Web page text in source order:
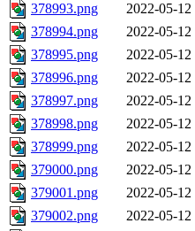
378993.png
2022-05-12
378994.png
2022-05-12
378995.png
2022-05-12
378996.png
2022-05-12
378997.png
2022-05-12
378998.png
2022-05-12
378999.png
2022-05-12
379000.png
2022-05-12
379001.png
2022-05-12
379002.png
2022-05-12